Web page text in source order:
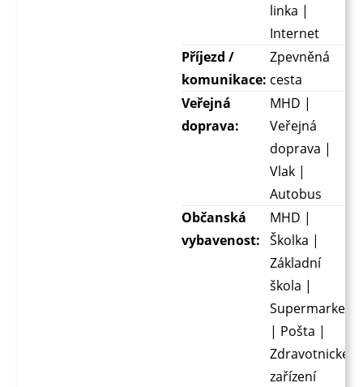
linka |
Internet
Příjezd /
komunikace:
Zpevněná
cesta
Veřejná
doprava:
MHD |
Veřejná
doprava |
Vlak |
Autobus
Občanská
vybavenost:
MHD |
Školka |
Základní
škola |
Supermarket
| Pošta |
Zdravotnické
zařízení